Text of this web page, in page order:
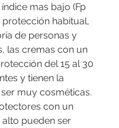
mas bajo (Fp
protección habitual,
de personas y
las cremas con un
del 15 al 30
y tienen la
muy cosméticas.
con un
alto pueden ser